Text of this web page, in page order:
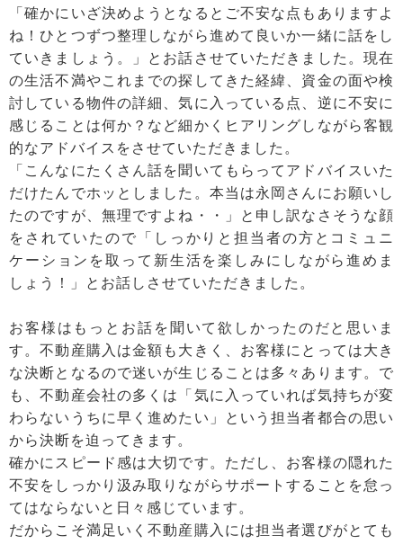
「確かにいざ決めようとなるとご不安な点もありますよ
ね！ひとつずつ整理しながら進めて良いか一緒に話をし
ていきましょう。」とお話させていただきました。現在
の生活不満やこれまでの探してきた経緯、資金の面や検
討している物件の詳細、気に入っている点、逆に不安に
感じることは何か？など細かくヒアリングしながら客観
的なアドバイスをさせていただきました。
「こんなにたくさん話を聞いてもらってアドバイスいた
だけたんでホッとしました。本当は永岡さんにお願いし
たのですが、無理ですよね・・」と申し訳なさそうな顔
をされていたので「しっかりと担当者の方とコミュニ
ケーションを取って新生活を楽しみにしながら進めま
しょう！」とお話しさせていただきました。
お客様はもっとお話を聞いて欲しかったのだと思いま
す。不動産購入は金額も大きく、お客様にとっては大き
な決断となるので迷いが生じることは多々あります。で
も、不動産会社の多くは「気に入っていれば気持ちが変
わらないうちに早く進めたい」という担当者都合の思い
から決断を迫ってきます。
確かにスピード感は大切です。ただし、お客様の隠れた
不安をしっかり汲み取りながらサポートすることを怠っ
てはならないと日々感じています。
だからこそ満足いく不動産購入には担当者選びがとても